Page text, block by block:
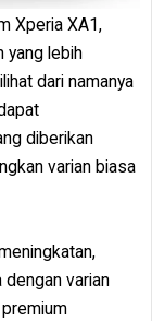
Xperia XA1,
yang lebih
dari namanya
diberikan
varian biasa
dengan varian